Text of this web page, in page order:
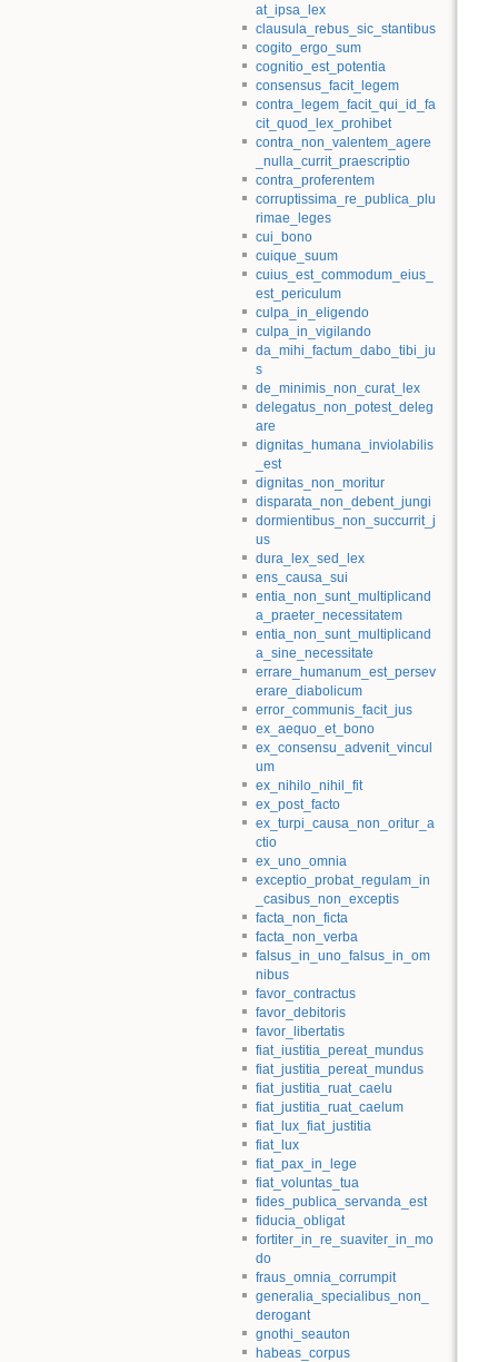
at_ipsa_lex
clausula_rebus_sic_stantibus
cogito_ergo_sum
cognitio_est_potentia
consensus_facit_legem
contra_legem_facit_qui_id_fa
cit_quod_lex_prohibet
contra_non_valentem_agere
_nulla_currit_praescriptio
contra_proferentem
corruptissima_re_publica_plu
rimae_leges
cui_bono
cuique_suum
cuius_est_commodum_eius_
est_periculum
culpa_in_eligendo
culpa_in_vigilando
da_mihi_factum_dabo_tibi_ju
s
de_minimis_non_curat_lex
delegatus_non_potest_deleg
are
dignitas_humana_inviolabilis
_est
dignitas_non_moritur
disparata_non_debent_jungi
dormientibus_non_succurrit_j
us
dura_lex_sed_lex
ens_causa_sui
entia_non_sunt_multiplicand
a_praeter_necessitatem
entia_non_sunt_multiplicand
a_sine_necessitate
errare_humanum_est_persev
erare_diabolicum
error_communis_facit_jus
ex_aequo_et_bono
ex_consensu_advenit_vincul
um
ex_nihilo_nihil_fit
ex_post_facto
ex_turpi_causa_non_oritur_a
ctio
ex_uno_omnia
exceptio_probat_regulam_in
_casibus_non_exceptis
facta_non_ficta
facta_non_verba
falsus_in_uno_falsus_in_om
nibus
favor_contractus
favor_debitoris
favor_libertatis
fiat_iustitia_pereat_mundus
fiat_justitia_pereat_mundus
fiat_justitia_ruat_caelu
fiat_justitia_ruat_caelum
fiat_lux_fiat_justitia
fiat_lux
fiat_pax_in_lege
fiat_voluntas_tua
fides_publica_servanda_est
fiducia_obligat
fortiter_in_re_suaviter_in_mo
do
fraus_omnia_corrumpit
generalia_specialibus_non_
derogant
gnothi_seauton
habeas_corpus